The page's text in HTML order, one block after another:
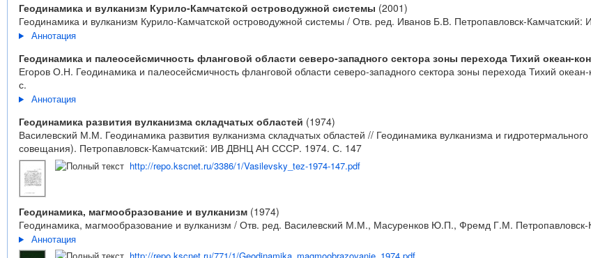
Геодинамика и вулканизм Курило-Камчатской островодужной системы (2001)
Геодинамика и вулканизм Курило-Камчатской островодужной системы / Отв. ред. Иванов Б.В. Петропавловск-
Аннотация
Геодинамика и палеосейсмичность фланговой области северо-западного сектора зоны перехода Тихий океан-
Егоров О.Н. Геодинамика и палеосейсмичность фланговой области северо-западного сектора зоны перехода Тихий
с.
Аннотация
Геодинамика развития вулканизма складчатых областей (1974)
Василевский М.М. Геодинамика развития вулканизма складчатых областей // Геодинамика вулканизма и
совещания). Петропавловск-Камчатский: ИВ ДВНЦ АН СССР. 1974. С. 147
http://repo.kscnet.ru/3386/1/Vasilevsky_tez-1974-147.pdf
Геодинамика, магмообразование и вулканизм (1974)
Геодинамика, магмообразование и вулканизм / Отв. ред. Василевский М.М., Масуренков Ю.П., Фремд Г.М. Петропавловск-
Аннотация